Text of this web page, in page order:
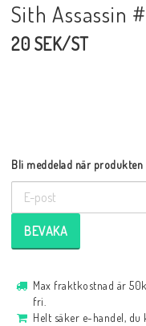
Sith Assassin
20 SEK/ST
Bli meddelad när produkten
BEVAKA
Max fraktkostnad är
fri.
Helt säker e-handel,